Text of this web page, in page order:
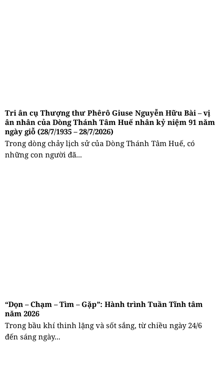
Tri ân cụ Thượng thư Phêrô Giuse Nguyễn Hữu Bài – vị
ân nhân của Dòng Thánh Tâm Huế nhân kỷ niệm 91 năm
ngày giỗ (28/7/1935 – 28/7/2026)
Trong dòng chảy lịch sử của Dòng Thánh Tâm Huế, có
những con người đã...
“Dọn – Chạm – Tìm – Gặp”: Hành trình Tuần Tĩnh tâm
năm 2026
Trong bầu khí thinh lặng và sốt sắng, từ chiều ngày 24/6
đến sáng ngày...